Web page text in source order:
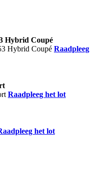
Hybrid Coupé
Raadpleeg
Raadpleeg het lot
het lot